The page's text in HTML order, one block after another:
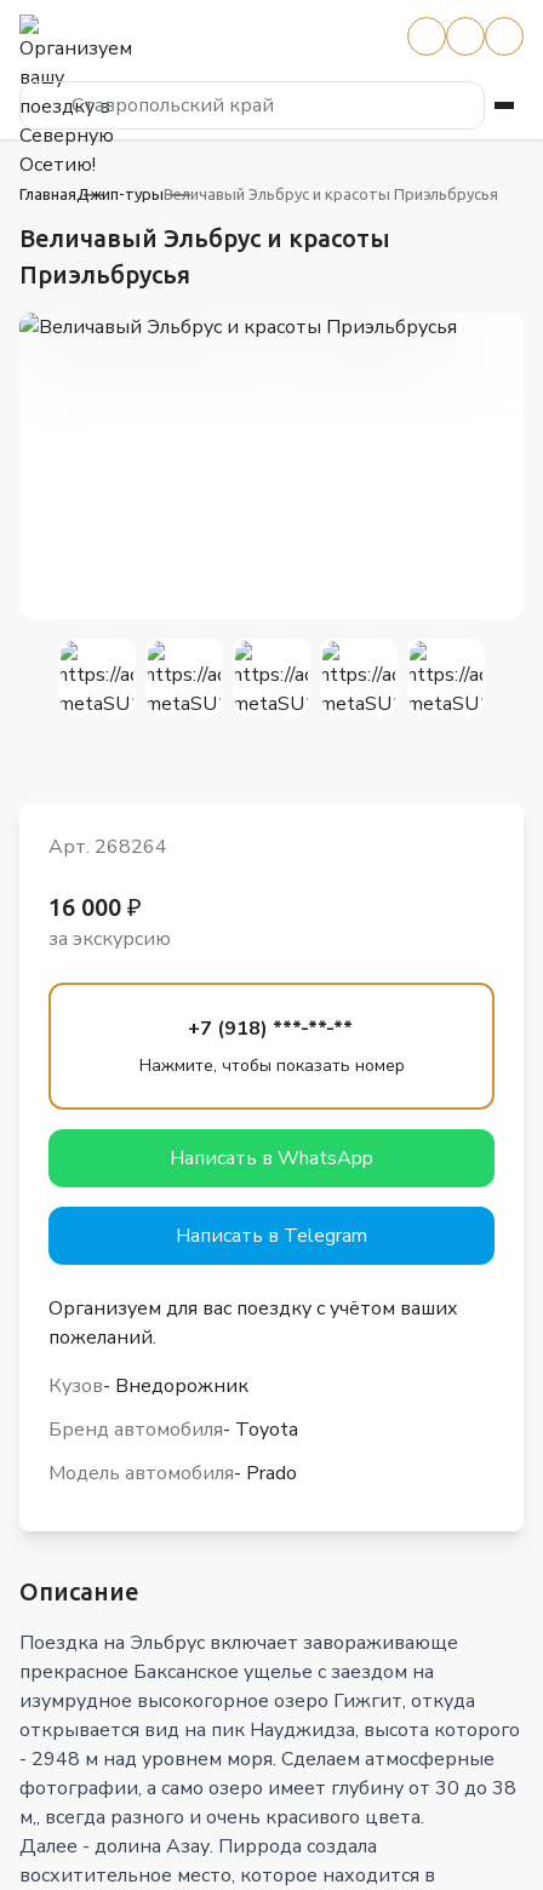
Ставропольский край
ГлавнаяДжип-турыВеличавый Эльбрус и красоты Приэльбрусья
Величавый Эльбрус и красоты
Приэльбрусья
Описание
Поездка на Эльбрус включает завораживающе
прекрасное Баксанское ущелье с заездом на
изумрудное высокогорное озеро Гижгит, откуда
открывается вид на пик Науджидза, высота которого
- 2948 м над уровнем моря. Сделаем атмосферные
фотографии, а само озеро имеет глубину от 30 до 38
м,, всегда разного и очень красивого цвета.
Далее - долина Азау. Пиррода создала
восхитительное место, которое находится в
Арт. 268264
16 000 ₽
за экскурсию
+7 (918) ***-**-**
Нажмите, чтобы показать номер
Написать в WhatsApp
Написать в Telegram
Организуем для вас поездку с учётом ваших
пожеланий.
Кузов- Внедорожник
Бренд автомобиля- Toyota
Модель автомобиля- Prado